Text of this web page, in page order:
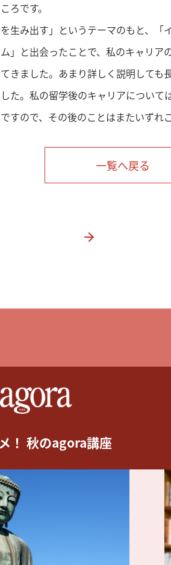
ろです。
を生み出す」というテーマのもと、
」と出会ったことで、私のキャリア
きました。あまり詳しく説明しても
た。私の留学後のキャリアについて
すので、その後のことはまたいずれ
一覧へ戻る
！ 秋のagora講座